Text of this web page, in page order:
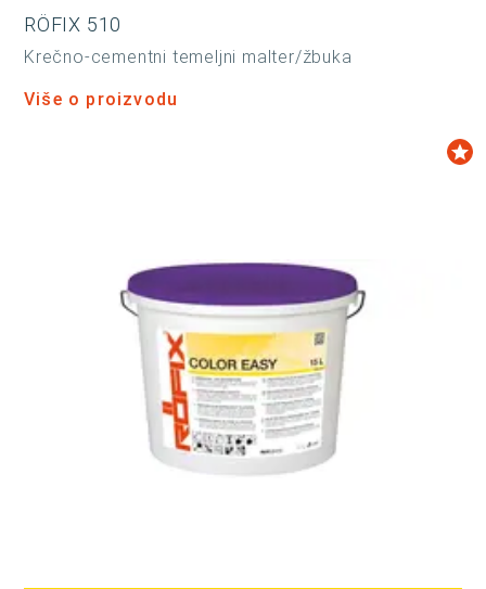
RÖFIX 510
Krečno-cementni temeljni malter/žbuka
Više o proizvodu